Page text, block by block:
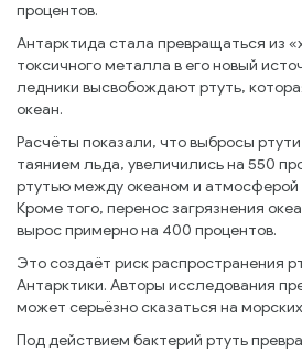
процентов.
Антарктида стала превращаться из
токсичного металла в его новый
ледники высвобождают ртуть,
океан.
Расчёты показали, что выбросы
таянием льда, увеличились на 550
ртутью между океаном и атмосферой
Кроме того, перенос загрязнения
вырос примерно на 400 процентов.
Это создаёт риск распространения
Антарктики. Авторы исследования
может серьёзно сказаться на
Под действием бактерий ртуть